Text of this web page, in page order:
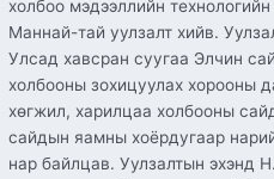
холбоо мэдээллийн
Маннай-тай уулзалт хийв.
Улсад хавсран суугаа Элчин
холбооны зохицуулах хорооны
хөгжил, харилцаа холбооны
сайдын яамны хоёрдугаар
нар байлцав. Уулзалтын эхэнд